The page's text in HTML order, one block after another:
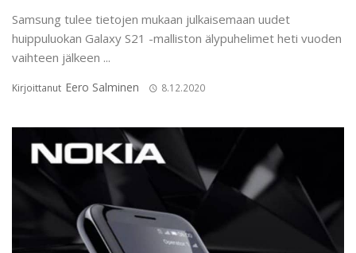
Samsung tulee tietojen mukaan julkaisemaan uudet
huippuluokan Galaxy S21 -malliston älypuhelimet heti vuoden
vaihteen jälkeen ...
Kirjoittanut Eero Salminen 8.12.2020